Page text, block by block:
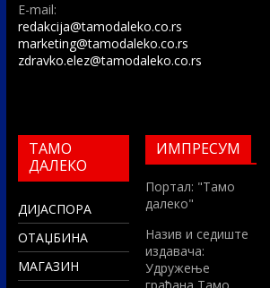
E-mail:
redakcija@tamodaleko.co.rs
marketing@tamodaleko.co.rs
zdravko.elez@tamodaleko.co.rs
ТАМО
ДАЛЕКО
ДИЈАСПОРА
ОТАЏБИНА
МАГАЗИН
ИМПРЕСУМ
Портал: "Тамо
далеко"
Назив и седиште
издавача:
Удружење